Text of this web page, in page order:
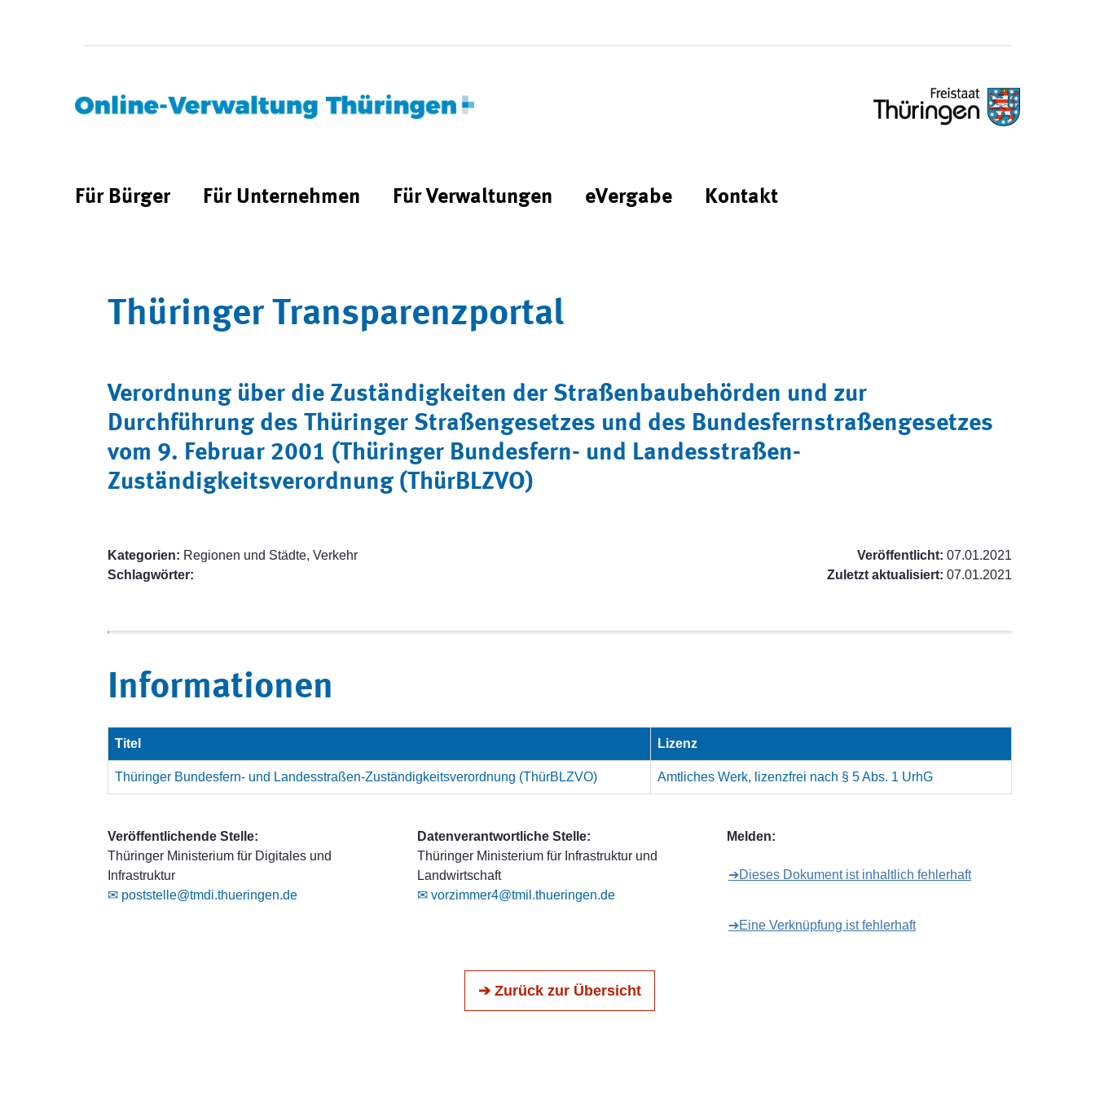
Für Bürger Für Unternehmen Für Verwaltungen eVergabe Kontakt
Thüringer Transparenzportal
Verordnung über die Zuständigkeiten der Straßenbaubehörden und zur
Durchführung des Thüringer Straßengesetzes und des Bundesfernstraßengesetzes
vom 9. Februar 2001 (Thüringer Bundesfern- und Landesstraßen-
Zuständigkeitsverordnung (ThürBLZVO)
Kategorien: Regionen und Städte, Verkehr
Schlagwörter:
Veröffentlicht: 07.01.2021
Zuletzt aktualisiert: 07.01.2021
Informationen
Titel Lizenz
Thüringer Bundesfern- und Landesstraßen-Zuständigkeitsverordnung (ThürBLZVO) Amtliches Werk, lizenzfrei nach § 5 Abs. 1 UrhG
Veröffentlichende Stelle:
Thüringer Ministerium für Digitales und
Infrastruktur
✉ poststelle@tmdi.thueringen.de
Datenverantwortliche Stelle:
Thüringer Ministerium für Infrastruktur und
Landwirtschaft
✉ vorzimmer4@tmil.thueringen.de
Melden:
➔Dieses Dokument ist inhaltlich fehlerhaft
➔Eine Verknüpfung ist fehlerhaft
➔ Zurück zur Übersicht